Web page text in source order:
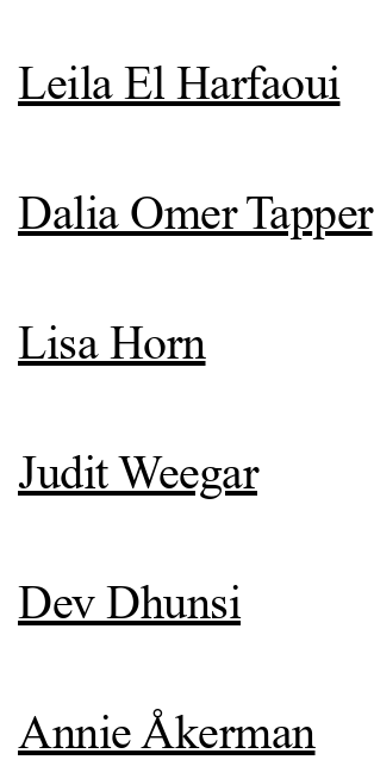
Leila El Harfaoui
Dalia Omer Tapper
Lisa Horn
Judit Weegar
Dev Dhunsi
Annie Åkerman